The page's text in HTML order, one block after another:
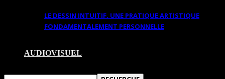
LE DESSIN INTUITIF. UNE PRATIQUE ARTISTIQUE
FONDAMENTALEMENT PERSONNELLE
AUDIOVISUEL